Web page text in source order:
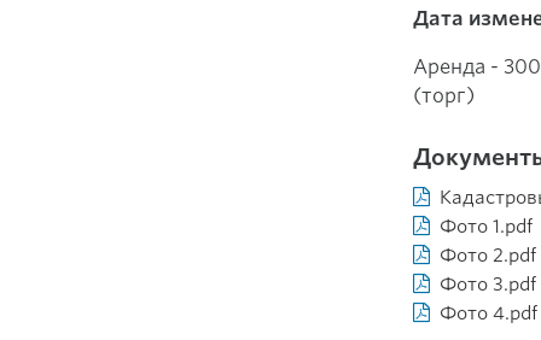
Дата
Аренда -
(торг)
Фото 1.pdf
Фото 2.pdf
Фото 3.pdf
Фото 4.pdf